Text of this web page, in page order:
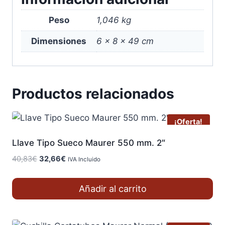
Peso 1,046 kg
Dimensiones 6 × 8 × 49 cm
Productos relacionados
¡Oferta!
Llave Tipo Sueco Maurer 550 mm. 2″
40,83€ El
32,66€ El
IVA Incluido
Añadir al carrito